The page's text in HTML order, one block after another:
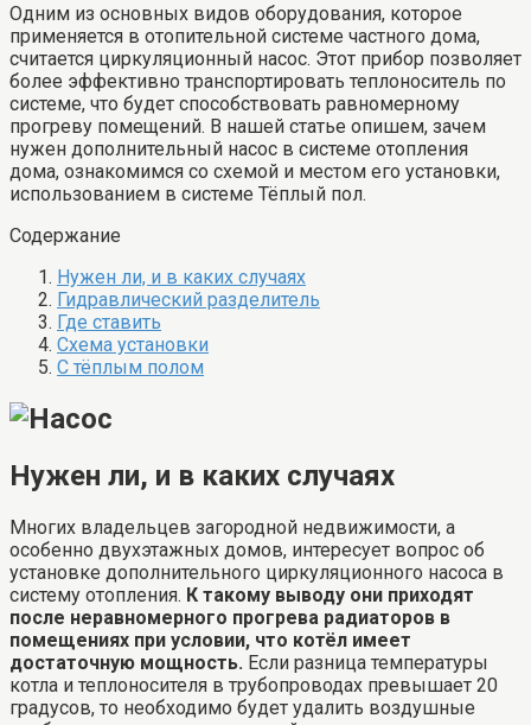
Одним из основных видов оборудования, которое
применяется в отопительной системе частного дома,
считается циркуляционный насос. Этот прибор позволяет
более эффективно транспортировать теплоноситель по
системе, что будет способствовать равномерному
прогреву помещений. В нашей статье опишем, зачем
нужен дополнительный насос в системе отопления
дома, ознакомимся со схемой и местом его установки,
использованием в системе Тёплый пол.
Содержание
Нужен ли, и в каких случаях
Гидравлический разделитель
Где ставить
Схема установки
С тёплым полом
Нужен ли, и в каких случаях
Многих владельцев загородной недвижимости, а
особенно двухэтажных домов, интересует вопрос об
установке дополнительного циркуляционного насоса в
систему отопления. К такому выводу они приходят
после неравномерного прогрева радиаторов в
помещениях при условии, что котёл имеет
достаточную мощность. Если разница температуры
котла и теплоносителя в трубопроводах превышает 20
градусов, то необходимо будет удалить воздушные